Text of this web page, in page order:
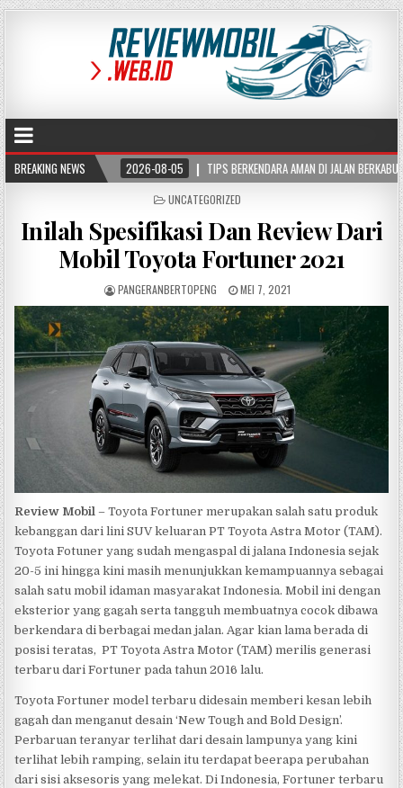
BREAKING NEWS
2026-08-05 TIPS BERKENDARA AMAN DI JALAN BERKABUT, KURANGI RISIKO
POSTED
UNCATEGORIZED
Inilah Spesifikasi Dan Review Dari
Mobil Toyota Fortuner 2021
PANGERANBERTOPENG MEI 7, 2021
Review Mobil – Toyota Fortuner merupakan salah satu produk
kebanggan dari lini SUV keluaran PT Toyota Astra Motor (TAM).
Toyota Fotuner yang sudah mengaspal di jalana Indonesia sejak
20-5 ini hingga kini masih menunjukkan kemampuannya sebagai
salah satu mobil idaman masyarakat Indonesia. Mobil ini dengan
eksterior yang gagah serta tangguh membuatnya cocok dibawa
berkendara di berbagai medan jalan. Agar kian lama berada di
posisi teratas, PT Toyota Astra Motor (TAM) merilis generasi
terbaru dari Fortuner pada tahun 2016 lalu.
Toyota Fortuner model terbaru didesain memberi kesan lebih
gagah dan menganut desain ‘New Tough and Bold Design’.
Perbaruan teranyar terlihat dari desain lampunya yang kini
terlihat lebih ramping, selain itu terdapat beerapa perubahan
dari sisi aksesoris yang melekat. Di Indonesia, Fortuner terbaru